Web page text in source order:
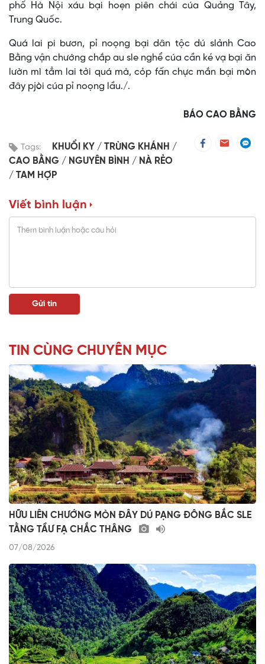
phố Hà Nội xáu bại hoẹn piên chái cúa Quảng Tây,
Trung Quốc.
Quá lai pi bươn, pỉ noọng bại dân tộc dú slảnh Cao
Bằng vận chướng chắp au sle nghể cúa cần ké vạ bại ăn
lườn mì tẳm lai tởi quá mà, cỏp fấn chực mắn bại mòn
đây pjòi cúa pỉ noọng lầu./.
BÁO CAO BẰNG
Tags: KHUỔI KY
TRÙNG KHÁNH
CAO BẰNG
NGUYÊN BÌNH
NÀ RẺO
TAM HỢP
Viết bình luận
TIN CÙNG CHUYÊN MỤC
HỮU LIÊN CHƯỚNG MÒN ĐÂY DÚ PẠNG ĐÔNG BẮC SLE
TẰNG TẦƯ FẠ CHẮC THÂNG
07/08/2026